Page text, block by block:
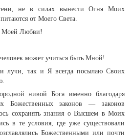
не в силах вынести Огня Моих
от Моего Света.
Моей Любви!
может учиться быть Мной!
лучи, так и Я всегда посылаю Своих
нивой Бога именно благодаря
Божественных законов — законов
сохранять знания о Высшем в Моих
в те условия, где уже существовали
Божественными или почти